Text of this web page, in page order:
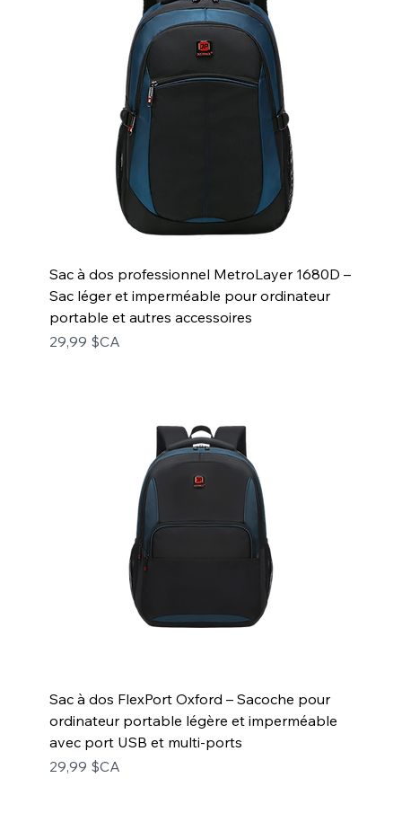
Sac à dos professionnel MetroLayer 1680D –
Sac léger et imperméable pour ordinateur
portable et autres accessoires
Prix
29,99 $CA
Sac à dos FlexPort Oxford – Sacoche pour
ordinateur portable légère et imperméable
avec port USB et multi-ports
Prix
29,99 $CA